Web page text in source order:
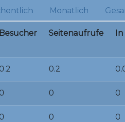
Monatlich
Besucher Seitenaufrufe In
0.2 0.2
0 0 0
0 0 0